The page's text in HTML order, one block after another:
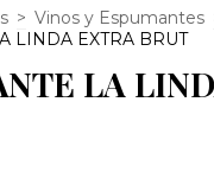
> Vinos y Espumantes
LINDA EXTRA BRUT
LA